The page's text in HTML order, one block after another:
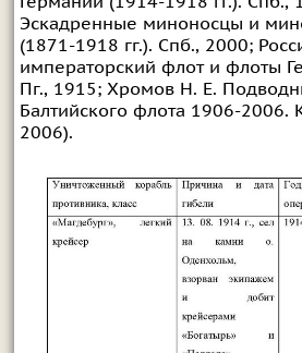
Эскадренные миноносцы и
(1871-1918 гг.). Спб., 2000;
императорский флот и флоты
Пг., 1915; Хромов Н. Е.
Балтийского флота 1906-2006.
2006).